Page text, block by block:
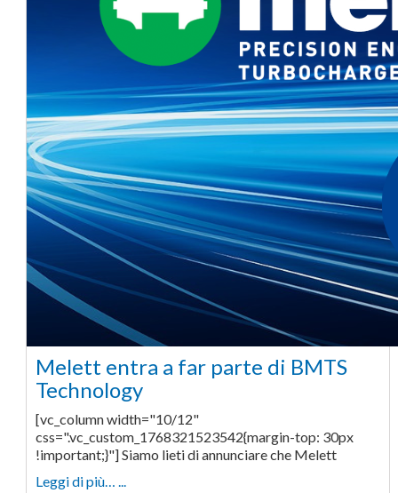
Melett entra a far parte di BMTS
Technology
[vc_column width="10/12"
css=".vc_custom_1768321523542{margin-top: 30px
!important;}"] Siamo lieti di annunciare che Melett
Leggi di più… ...